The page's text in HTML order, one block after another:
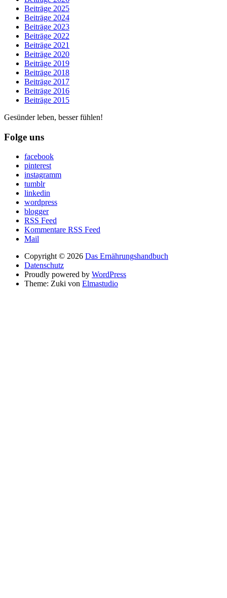
Beiträge 2025
Beiträge 2024
Beiträge 2023
Beiträge 2022
Beiträge 2021
Beiträge 2020
Beiträge 2019
Beiträge 2018
Beiträge 2017
Beiträge 2016
Beiträge 2015
Gesünder leben, besser fühlen!
Folge uns
facebook
pinterest
instagramm
tumblr
linkedin
wordpress
blogger
RSS Feed
Kommentare RSS Feed
Mail
Copyright © 2026 Das Ernährungshandbuch
Datenschutz
Proudly powered by WordPress
Theme: Zuki von Elmastudio